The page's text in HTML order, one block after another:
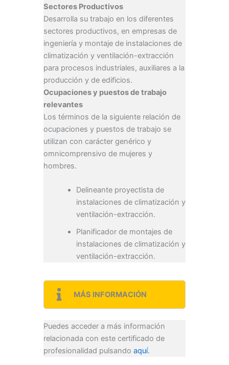
Sectores Productivos
Desarrolla su trabajo en los diferentes
sectores productivos, en empresas de
ingeniería y montaje de instalaciones de
climatización y ventilación-extracción
para procesos industriales, auxiliares a la
producción y de edificios.
Ocupaciones y puestos de trabajo
relevantes
Los términos de la siguiente relación de
ocupaciones y puestos de trabajo se
utilizan con carácter genérico y
omnicomprensivo de mujeres y
hombres.
Delineante proyectista de
instalaciones de climatización y
ventilación-extracción.
Planificador de montajes de
instalaciones de climatización y
ventilación-extracción.
MÁS INFORMACIÓN
Puedes acceder a más información
relacionada con este certificado de
profesionalidad pulsando aquí.